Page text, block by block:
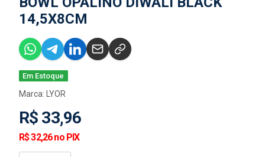
14,5X8CM
Em Estoque
Marca: LYOR
R$ 33,96
R$ 32,26 no PIX